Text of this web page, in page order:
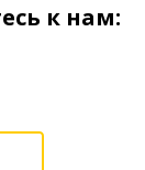
к нам: